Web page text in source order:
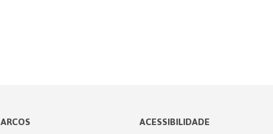
ARCOS
ACESSIBILIDADE